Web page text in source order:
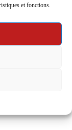
et fonctions.